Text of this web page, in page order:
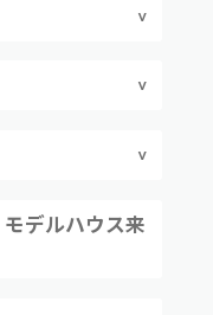
デルハウス来